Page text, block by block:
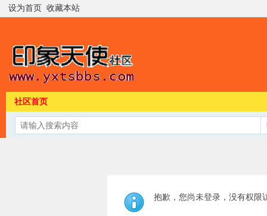
设为首页 收藏本站
社区首页
抱歉，您尚未登录，没有权限